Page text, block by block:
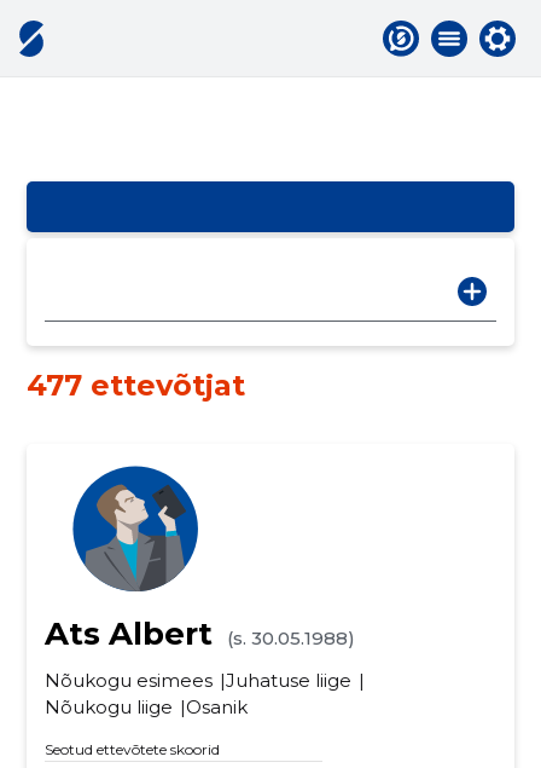
477 ettevõtjat
Ats Albert
(s. 30.05.1988)
Nõukogu esimees Juhatuse liige
Nõukogu liige
Osanik
Seotud ettevõtete skoorid